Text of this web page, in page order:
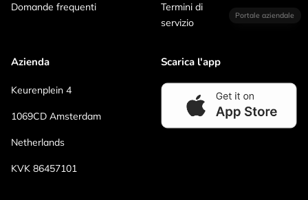
Domande frequenti
Termini di
servizio
Portale aziendale
Azienda
Keurenplein 4
1069CD Amsterdam
Netherlands
KVK 86457101
Scarica l'app